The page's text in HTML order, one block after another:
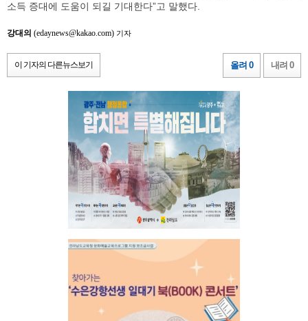
소득 증대에 도움이 되길 기대한다”고 말했다.
강대의 (edaynews@kakao.com) 기자
이 기자의 다른뉴스보기 올려 0 내려 0